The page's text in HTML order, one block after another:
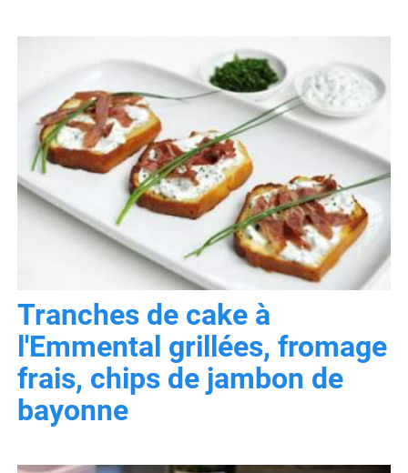
Tranches de cake à
l'Emmental grillées, fromage
frais, chips de jambon de
bayonne